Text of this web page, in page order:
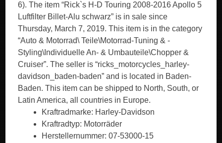
6). The item “Rick`s H-D Touring 2008-2016 Apollo 5
Luftfilter Billet-Alu schwarz” is in sale since
Thursday, March 7, 2019. This item is in the category
“Auto & Motorrad\ Teile\Motorrad-Tuning & -
Styling\Individuelle An- & Umbauteile\Chopper &
Cruiser”. The seller is “ricks_motorcycles_harley-
davidson_baden-baden” and is located in Baden-
Baden. This item can be shipped to North, South, or
Latin America, all countries in Europe.
Kraftradmarke: Harley-Davidson
Kraftradtyp: Motorräder
Herstellernummer: 07-53000-15